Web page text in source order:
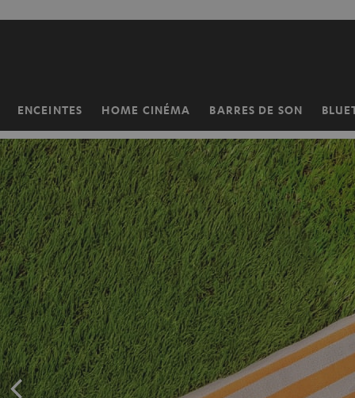
ENCEINTES HOME CINÉMA BARRES DE SON
Page
d’accueil